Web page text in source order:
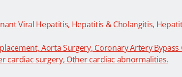
Viral Hepatitis, Hepatitis & Cholangitis,
Aorta Surgery, Coronary Artery Bypass
cardiac surgery, Other cardiac abnormalities.